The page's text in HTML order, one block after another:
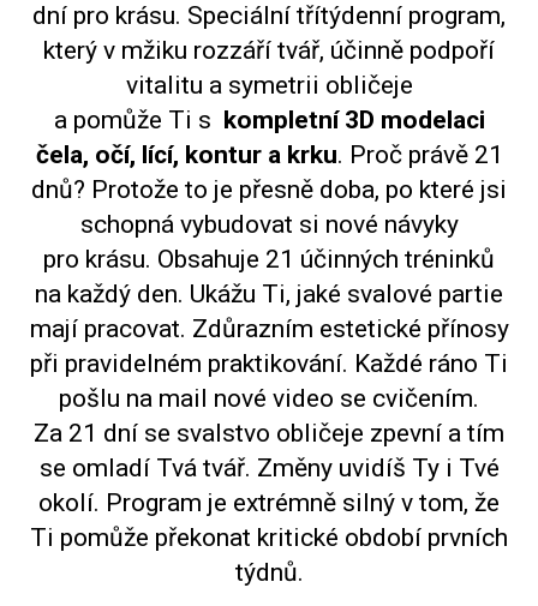
dní pro krásu. Speciální třítýdenní program,
který v mžiku rozzáří tvář, účinně podpoří
vitalitu a symetrii obličeje
a pomůže Ti s kompletní 3D modelaci
čela, očí, lící, kontur a krku. Proč právě 21
dnů? Protože to je přesně doba, po které jsi
schopná vybudovat si nové návyky
pro krásu. Obsahuje 21 účinných tréninků
na každý den. Ukážu Ti, jaké svalové partie
mají pracovat. Zdůrazním estetické přínosy
při pravidelném praktikování. Každé ráno Ti
pošlu na mail nové video se cvičením.
Za 21 dní se svalstvo obličeje zpevní a tím
se omladí Tvá tvář. Změny uvidíš Ty i Tvé
okolí. Program je extrémně silný v tom, že
Ti pomůže překonat kritické období prvních
týdnů.